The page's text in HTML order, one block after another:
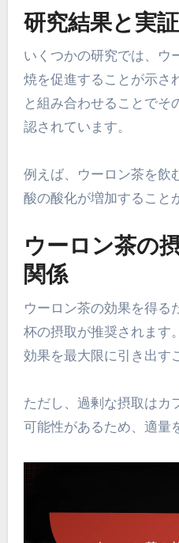
研究結果と実
いくつかの研究では、ウ
焼を促進することが示さ
と組み合わせることでそ
認されています。
例えば、ウーロン茶を飲
酸の酸化が増加すること
ウーロン茶の
関係
ウーロン茶の効果を得る
杯の摂取が推奨されます
効果を最大限に引き出す
ただし、過剰な摂取はカ
可能性があるため、適量